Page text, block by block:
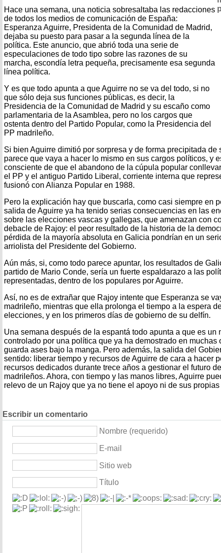
Hace una semana, una noticia sobresaltaba las redacciones
de todos los medios de comunicación de España:
Esperanza Aguirre, Presidenta de la Comunidad de Madrid,
dejaba su puesto para pasar a la segunda línea de la
política. Este anuncio, que abrió toda una serie de
especulaciones de todo tipo sobre las razones de su
marcha, escondía letra pequeña, precisamente esa segunda
línea política.
Y es que todo apunta a que Aguirre no se va del todo, si no
que sólo deja sus funciones públicas, es decir, la
Presidencia de la Comunidad de Madrid y su escaño como
parlamentaria de la Asamblea, pero no los cargos que
ostenta dentro del Partido Popular, como la Presidencia del
PP madrileño.
Si bien Aguirre dimitió por sorpresa y de forma precipitada de
parece que vaya a hacer lo mismo en sus cargos políticos, y
consciente de que el abandono de la cúpula popular
el PP y el antiguo Partido Liberal, corriente interna que
fusionó con Alianza Popular en 1988.
Pero la explicación hay que buscarla, como casi siempre en
salida de Aguirre ya ha tenido serias consecuencias en las
sobre las elecciones vascas y gallegas, que amenazan con
debacle de Rajoy: el peor resultado de la historia de la
pérdida de la mayoría absoluta en Galicia pondrían en un
arriolista del Presidente del Gobierno.
Aún más, si, como todo parece apuntar, los resultados de
partido de Mario Conde, sería un fuerte espaldarazo a las
representadas, dentro de los populares por Aguirre.
Así, no es de extrañar que Rajoy intente que Esperanza se
madrileño, mientras que ella prolonga el tiempo a la espera
elecciones, y en los primeros días de gobierno de su delfín.
Una semana después de la espantá todo apunta a que es un
controlado por una política que ya ha demostrado en muchas
guarda ases bajo la manga. Pero además, la salida del
sentido: liberar tiempo y recursos de Aguirre de cara a hacer
recursos dedicados durante trece años a gestionar el futuro
madrileños. Ahora, con tiempo y las manos libres, Aguirre
relevo de un Rajoy que ya no tiene el apoyo ni de sus
Escribir un comentario
Nombre (requerido)
E-mail
Sitio web
Título